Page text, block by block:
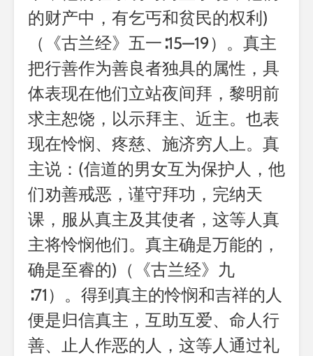
的财产中，有乞丐和贫民的权利)
（《古兰经》五一∶15—19）。真主
把行善作为善良者独具的属性，具
体表现在他们立站夜间拜，黎明前
求主恕饶，以示拜主、近主。也表
现在怜悯、疼慈、施济穷人上。真
主说：(信道的男女互为保护人，他
们劝善戒恶，谨守拜功，完纳天
课，服从真主及其使者，这等人真
主将怜悯他们。真主确是万能的，
确是至睿的)（《古兰经》九
∶71）。得到真主的怜悯和吉祥的人
便是归信真主，互助互爱、命人行
善、止人作恶的人，这等人通过礼